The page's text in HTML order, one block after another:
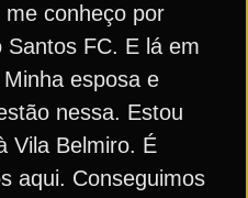
conheço por
FC. E lá em
esposa e
nessa. Estou
Vila Belmiro. É
aqui. Conseguimos